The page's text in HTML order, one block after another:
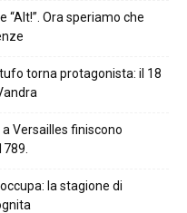
“Alt!”. Ora speriamo che
torna protagonista: il 18
Versailles finiscono
la stagione di